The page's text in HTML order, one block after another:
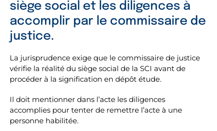
siège social et les diligences à
accomplir par le commissaire de
justice.
La jurisprudence exige que le commissaire de justice
vérifie la réalité du siège social de la SCI avant de
procéder à la signification en dépôt étude.
Il doit mentionner dans l’acte les diligences
accomplies pour tenter de remettre l’acte à une
personne habilitée.